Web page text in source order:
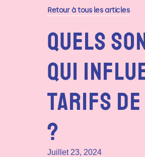
Retour à tous les articles
Quels
Qui
Tarifs De
?
Juillet 23, 2024